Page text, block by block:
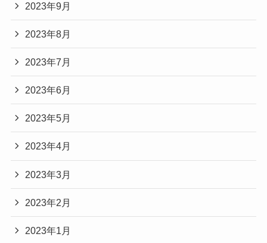
2023年9月
2023年8月
2023年7月
2023年6月
2023年5月
2023年4月
2023年3月
2023年2月
2023年1月